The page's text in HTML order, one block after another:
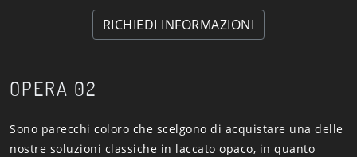
RICHIEDI INFORMAZIONI
OPERA 02
Sono parecchi coloro che scelgono di acquistare una delle
nostre soluzioni classiche in laccato opaco, in quanto